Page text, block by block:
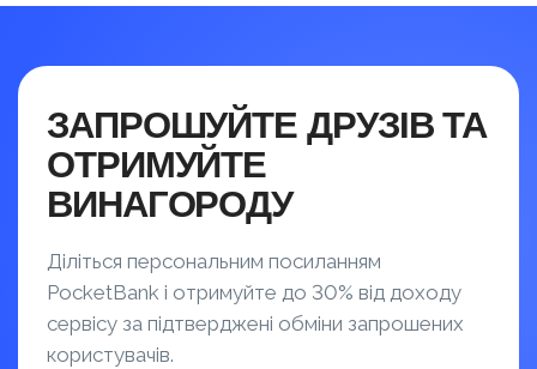
ЗАПРОШУЙТЕ ДРУЗІВ ТА
ОТРИМУЙТЕ
ВИНАГОРОДУ
Діліться персональним посиланням
PocketBank і отримуйте до 30% від доходу
сервісу за підтверджені обміни запрошених
користувачів.